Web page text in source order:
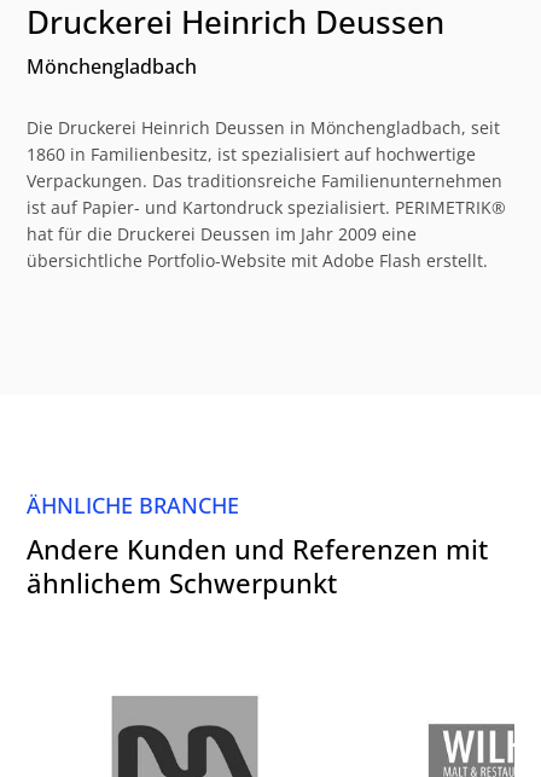
Druckerei Heinrich Deussen
Mönchengladbach
Die Druckerei Heinrich Deussen in Mönchengladbach, seit
1860 in Familienbesitz, ist spezialisiert auf hochwertige
Verpackungen. Das traditionsreiche Familienunternehmen
ist auf Papier- und Kartondruck spezialisiert. PERIMETRIK®
hat für die Druckerei Deussen im Jahr 2009 eine
übersichtliche Portfolio-Website mit Adobe Flash erstellt.
ÄHNLICHE BRANCHE
Andere Kunden und Referenzen mit
ähnlichem Schwerpunkt
Schreinerei Müller, Mülheim-
Kärlich bei Koblenz
Maler